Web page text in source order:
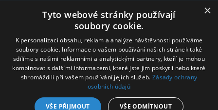
735 06 Karviná – Nové Město
+420 596 311 612
intimex@post.cz
IČ 25908375
×
Tyto webové stránky používají
soubory cookie.
K personalizaci obsahu, reklam a analýze návštěvnosti používáme
soubory cookie. Informace o vašem používání našich stránek také
sdílíme s našimi reklamními a analytickými partnery, kteří je mohou
kombinovat s dalšími informacemi, které jste jim poskytli nebo které
shromáždili při vašem používání jejich služeb. Zásady ochrany
osobních údajů
VŠE PŘIJMOUT VŠE ODMÍTNOUT